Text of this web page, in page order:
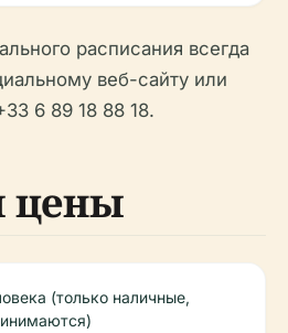
расписания всегда
веб-сайту или
6 89 18 88 18.
цены
(только наличные,